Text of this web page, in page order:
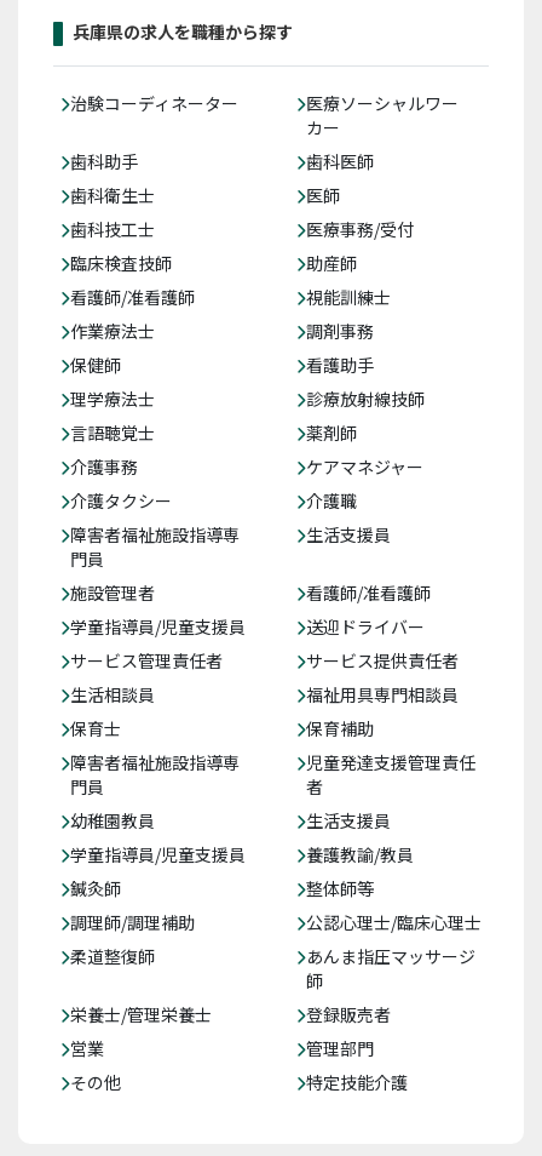
兵庫県の求人を職種から探す
治験コーディネーター
医療ソーシャルワー
カー
歯科助手
歯科医師
歯科衛生士
医師
歯科技工士
医療事務/受付
臨床検査技師
助産師
看護師/准看護師
視能訓練士
作業療法士
調剤事務
保健師
看護助手
理学療法士
診療放射線技師
言語聴覚士
薬剤師
介護事務
ケアマネジャー
介護タクシー
介護職
障害者福祉施設指導専
門員
生活支援員
施設管理者
看護師/准看護師
学童指導員/児童支援員
送迎ドライバー
サービス管理責任者
サービス提供責任者
生活相談員
福祉用具専門相談員
保育士
保育補助
障害者福祉施設指導専
門員
児童発達支援管理責任
者
幼稚園教員
生活支援員
学童指導員/児童支援員
養護教諭/教員
鍼灸師
整体師等
調理師/調理補助
公認心理士/臨床心理士
柔道整復師
あんま指圧マッサージ
師
栄養士/管理栄養士
登録販売者
営業
管理部門
その他
特定技能介護